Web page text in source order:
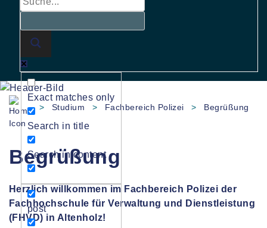
Exact matches only
Search in title
Search in content
post
> Studium > Fachbereich Polizei > Begrüßung
Begrüßung
Herzlich willkommen im Fachbereich Polizei der
Fachhochschule für Verwaltung und Dienstleistung
(FHVD) in Altenholz!